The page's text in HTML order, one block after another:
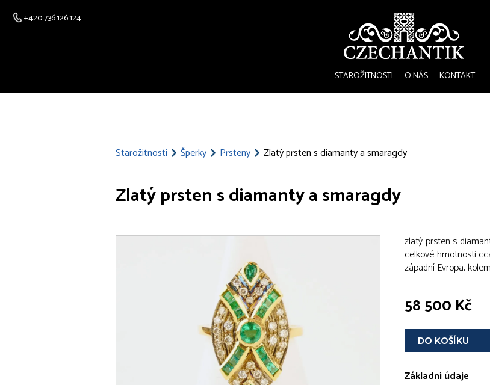
+420 736 126 124
STAROŽITNOSTI O NÁS KONTAKT
Starožitnosti Šperky Prsteny Zlatý prsten s diamanty a smaragdy
Zlatý prsten s diamanty a smaragdy
zlatý prsten s
celkové hmotnosti
západní Evropa,
58 500 Kč
DO KOŠÍKU
Základní údaje